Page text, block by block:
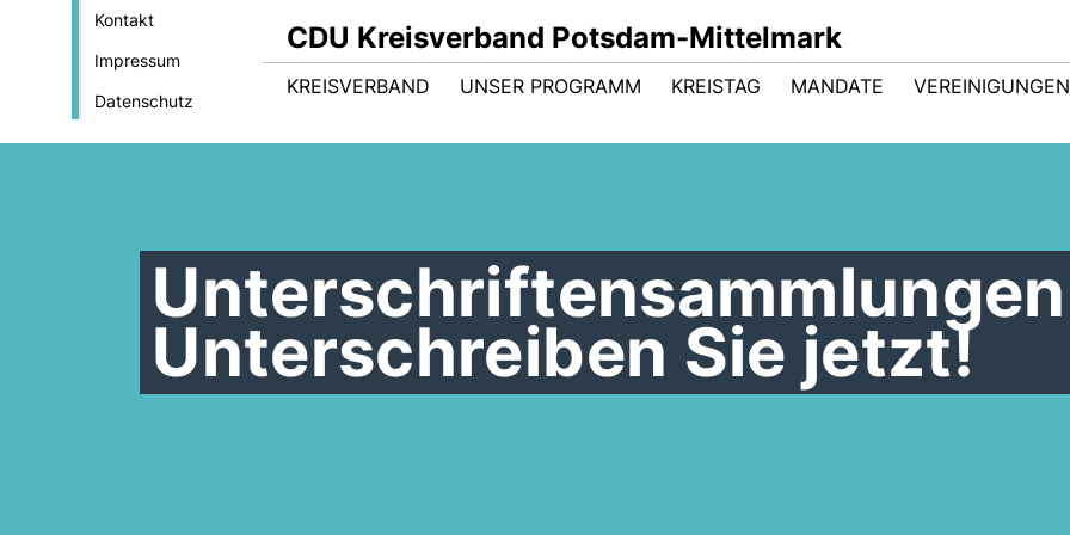
Kontakt
Impressum
Datenschutz
CDU Kreisverband Potsdam-Mittelmark
KREISVERBAND UNSER PROGRAMM KREISTAG MANDATE VEREINIGUNGEN
Unterschreiben Sie jetzt!